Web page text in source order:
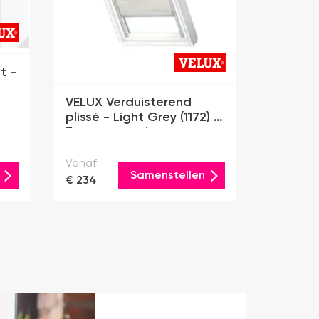
-
VELUX Verduisterend
plissé - Light Grey (1172) -
Zonne-energie
Vanaf
€ 234
Samenstellen